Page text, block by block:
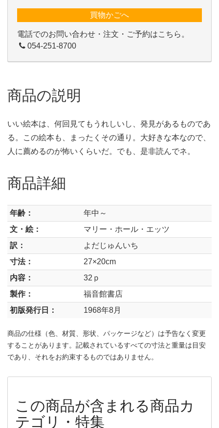
買物かごへ
電話でのお問い合わせ・注文・ご予約はこちら。
054-251-8700
商品の説明
いい絵本は、何回見てもうれしいし、発見があるものであ
る。この絵本も、まったくその通り。大好きな本なので、
人に薦めるのが怖いくらいだ。でも、是非読んでネ。
商品詳細
年齢：
年中～
文・絵：
マリー・ホール・エッツ
訳：
よだじゅんいち
寸法：
27×20cm
内容：
32ｐ
製作：
福音館書店
初版発行日：
1968年8月
商品の仕様（色、材質、形状、パッケージなど）は予告なく変更
することがあります。記載されているすべての寸法と重量は目安
であり、それをお約束するものではありません。
この商品が含まれる商品カ
テゴリ・特集